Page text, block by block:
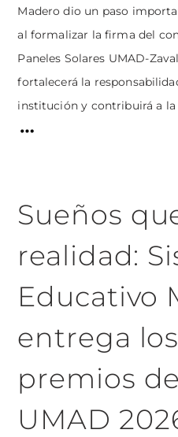
Madero dio un paso
al formalizar la firma del
Paneles Solares UMAD-
fortalecerá la
institución y contribuirá a la
Sueños
realidad:
Educativo
entrega
premios
UMAD